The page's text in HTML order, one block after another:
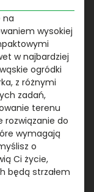
na
wysokiej
w najbardziej
ogródki
z różnymi
zadań,
terenu
rozwiązanie do
wymagają
o
Ci życie,
będą strzałem